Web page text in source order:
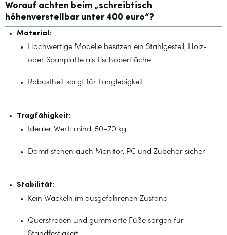
Worauf achten beim „schreibtisch
höhenverstellbar unter 400 euro“?
Material:
Hochwertige Modelle besitzen ein Stahlgestell, Holz-
oder Spanplatte als Tischoberfläche
Robustheit sorgt für Langlebigkeit
Tragfähigkeit:
Idealer Wert: mind. 50–70 kg
Damit stehen auch Monitor, PC und Zubehör sicher
Stabilität:
Kein Wackeln im ausgefahrenen Zustand
Querstreben und gummierte Füße sorgen für